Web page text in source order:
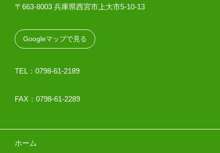
〒663-8003 兵庫県西宮市上大市5-10-13
Googleマップで見る
TEL：0798-61-2189
FAX：0798-61-2289
ホーム